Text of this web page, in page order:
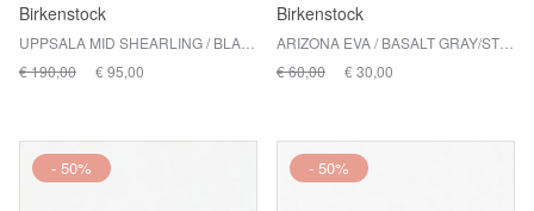
Birkenstock
€ 190,00
€ 95,00
Birkenstock
€ 60,00
€ 30,00
- 50% - 50%